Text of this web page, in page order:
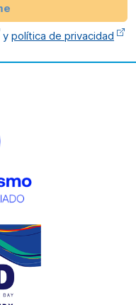
ypolítica de privacidad